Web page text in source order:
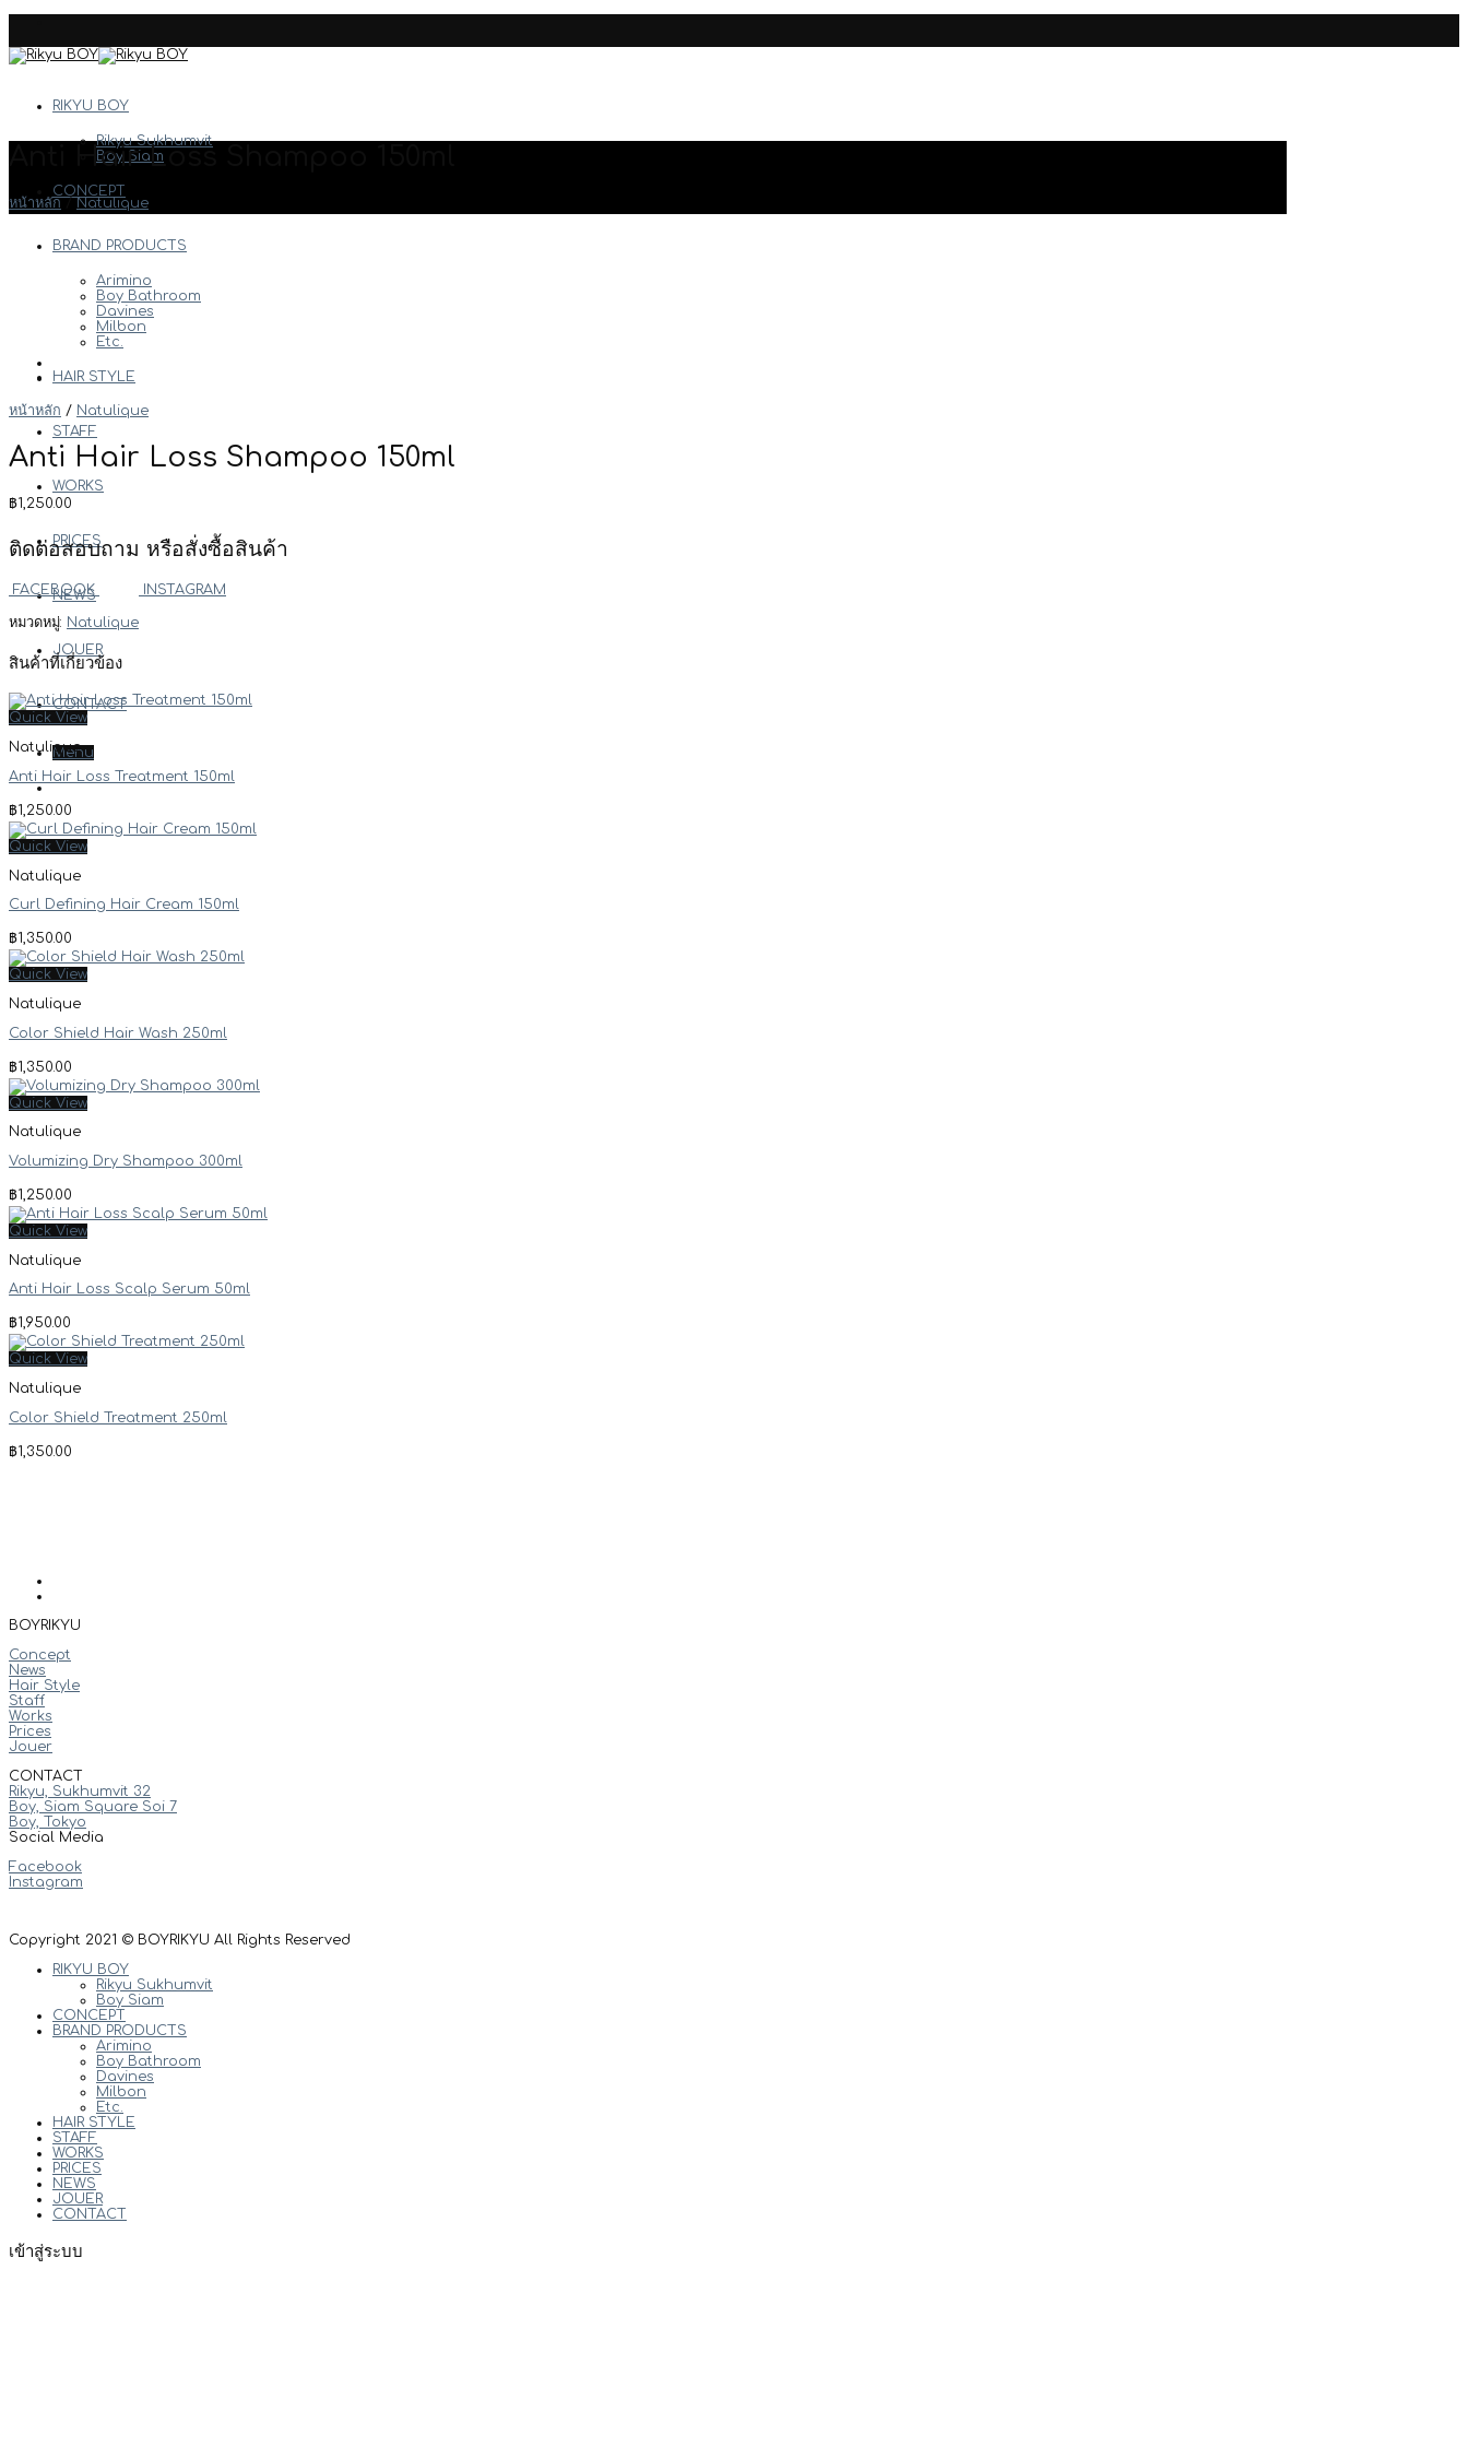
content
RIKYU BOY
Rikyu Sukhumvit
Boy Siam
CONCEPT
BRAND PRODUCTS
Arimino
Boy Bathroom
Davines
Milbon
Etc.
HAIR STYLE
STAFF
WORKS
PRICES
NEWS
JOUER
CONTACT
Menu
Anti Hair Loss Shampoo 150ml
หน้าหลัก Natulique
หน้าหลัก / Natulique
Anti Hair Loss Shampoo 150ml
฿1,250.00
ติดต่อสอบถาม หรือสั่งซื้อสินค้า
FACEBOOK INSTAGRAM
หมวดหมู่: Natulique
สินค้าที่เกี่ยวข้อง
Quick View
Natulique
Anti Hair Loss Treatment 150ml
฿1,250.00
Quick View
Natulique
Curl Defining Hair Cream 150ml
฿1,350.00
Quick View
Natulique
Color Shield Hair Wash 250ml
฿1,350.00
Quick View
Natulique
Volumizing Dry Shampoo 300ml
฿1,250.00
Quick View
Natulique
Anti Hair Loss Scalp Serum 50ml
฿1,950.00
Quick View
Natulique
Color Shield Treatment 250ml
฿1,350.00
BOYRIKYU
Concept
News
Hair Style
Staff
Works
Prices
Jouer
CONTACT
Rikyu, Sukhumvit 32
Boy, Siam Square Soi 7
Boy, Tokyo
Social Media
Facebook
Instagram
Copyright 2021 © BOYRIKYU All Rights Reserved
RIKYU BOY
Rikyu Sukhumvit
Boy Siam
CONCEPT
BRAND PRODUCTS
Arimino
Boy Bathroom
Davines
Milbon
Etc.
HAIR STYLE
STAFF
WORKS
PRICES
NEWS
JOUER
CONTACT
เข้าสู่ระบบ